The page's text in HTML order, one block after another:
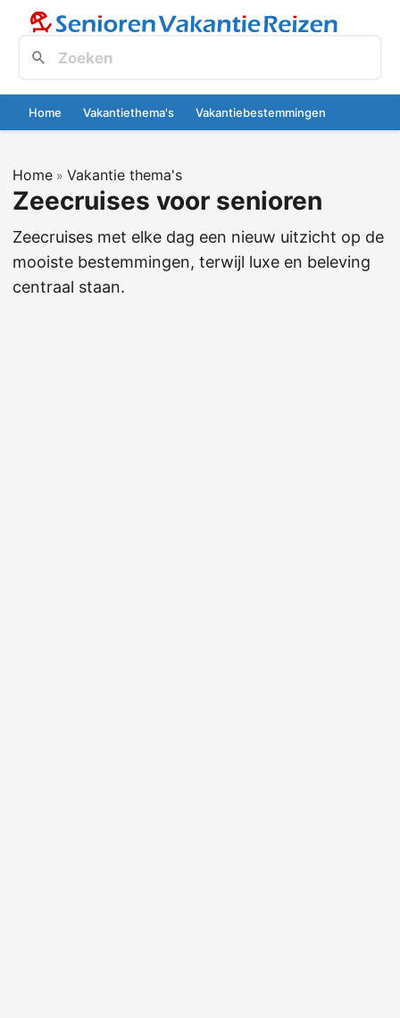
Home Vakantiethema's Vakantiebestemmingen
Home » Vakantie thema's
Zeecruises voor senioren
Zeecruises met elke dag een nieuw uitzicht op de
mooiste bestemmingen, terwijl luxe en beleving
centraal staan.